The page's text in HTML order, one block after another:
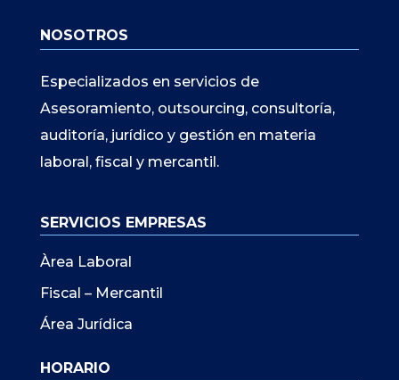
NOSOTROS
Especializados en servicios de
Asesoramiento, outsourcing, consultoría,
auditoría, jurídico y gestión en materia
laboral, fiscal y mercantil.
SERVICIOS EMPRESAS
Àrea Laboral
Fiscal – Mercantil
Área Jurídica
HORARIO